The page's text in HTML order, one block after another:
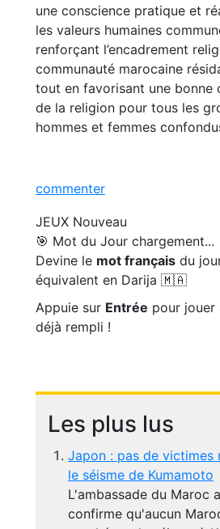
une conscience pratique et
les valeurs humaines
renforçant l’encadrement
communauté marocaine
tout en favorisant une bonne
de la religion pour tous les
hommes et femmes
commenter
JEUX Nouveau
🎯 Mot du Jour chargement...
Devine le mot français du
équivalent en Darija 🇲🇦
Appuie sur Entrée pour jouer
déjà rempli !
Les plus lus
Japon : pas de victimes
le séisme de Kumamoto
L'ambassade du Maroc
confirme qu'aucun